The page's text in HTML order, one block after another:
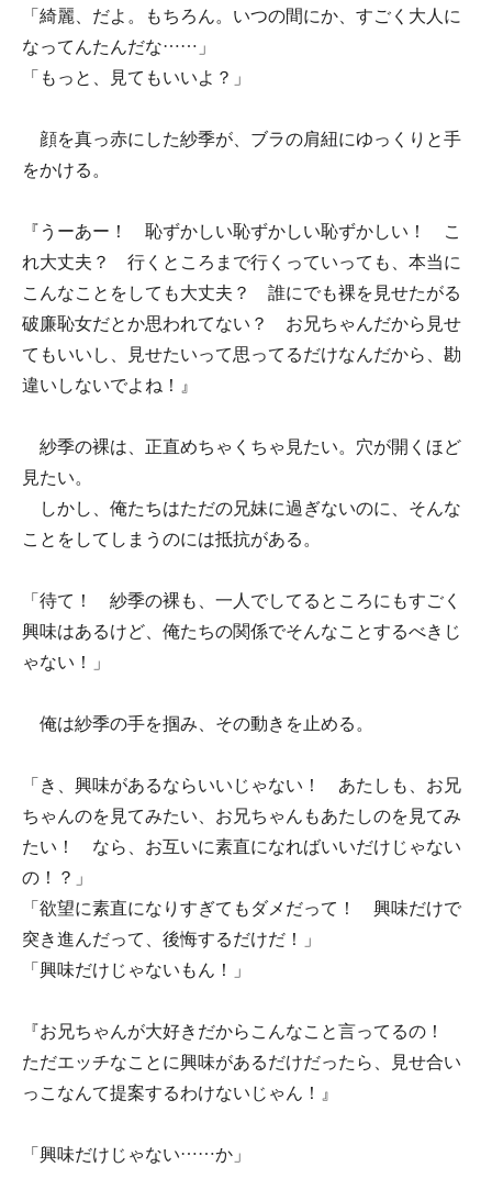
「綺麗、だよ。もちろん。いつの間にか、すごく大人に
なってんたんだな……」
「もっと、見てもいいよ？」
顔を真っ赤にした紗季が、ブラの肩紐にゆっくりと手
をかける。
『うーあー！ 恥ずかしい恥ずかしい恥ずかしい！ こ
れ大丈夫？ 行くところまで行くっていっても、本当に
こんなことをしても大丈夫？ 誰にでも裸を見せたがる
破廉恥女だとか思われてない？ お兄ちゃんだから見せ
てもいいし、見せたいって思ってるだけなんだから、勘
違いしないでよね！』
紗季の裸は、正直めちゃくちゃ見たい。穴が開くほど
見たい。
しかし、俺たちはただの兄妹に過ぎないのに、そんな
ことをしてしまうのには抵抗がある。
「待て！ 紗季の裸も、一人でしてるところにもすごく
興味はあるけど、俺たちの関係でそんなことするべきじ
ゃない！」
俺は紗季の手を掴み、その動きを止める。
「き、興味があるならいいじゃない！ あたしも、お兄
ちゃんのを見てみたい、お兄ちゃんもあたしのを見てみ
たい！ なら、お互いに素直になればいいだけじゃない
の！？」
「欲望に素直になりすぎてもダメだって！ 興味だけで
突き進んだって、後悔するだけだ！」
「興味だけじゃないもん！」
『お兄ちゃんが大好きだからこんなこと言ってるの！
ただエッチなことに興味があるだけだったら、見せ合い
っこなんて提案するわけないじゃん！』
「興味だけじゃない……か」